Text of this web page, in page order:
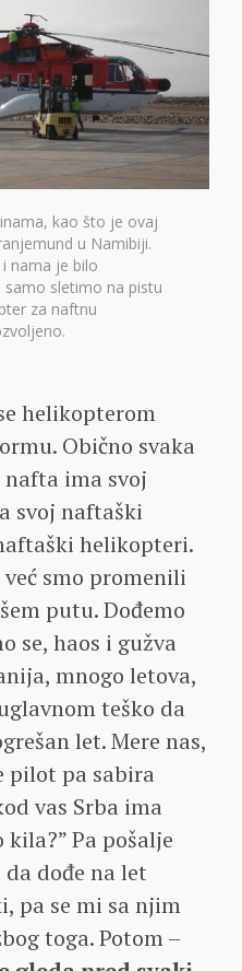
kao što je ovaj
u Namibiji.
nama je bilo
sletimo na pistu
za naftnu
helikopterom
Obično svaka
ima svoj
svoj naftaški
helikopteri.
smo promenili
putu. Dođemo
se, haos i gužva
mnogo letova,
teško da
let. Mere nas,
pilot pa sabira
vas Srba ima
Pa pošalje
dođe na let
pa se mi sa njim
toga. Potom –